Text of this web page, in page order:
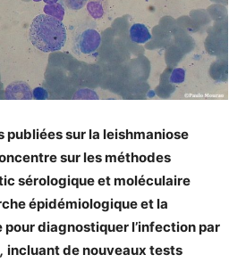
publiées sur la leishmaniose
sur les méthodes
sérologique et moléculaire
épidémiologique et la
diagnostiquer l’infection par
incluant de nouveaux tests